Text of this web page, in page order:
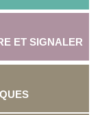
ET SIGNALER